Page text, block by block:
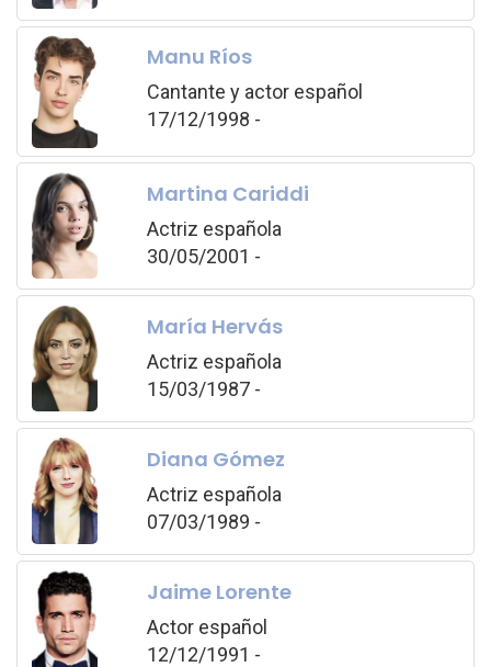
Manu Ríos
Cantante y actor español
17/12/1998 -
Martina Cariddi
Actriz española
30/05/2001 -
María Hervás
Actriz española
15/03/1987 -
Diana Gómez
Actriz española
07/03/1989 -
Jaime Lorente
Actor español
12/12/1991 -